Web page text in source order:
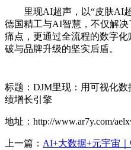
里现AI超声，以“皮肤AI
德国精工与AI智慧，不仅解
痛点，更通过全流程的数字
破与品牌升级的坚实后盾。
标题：DJM里现：用可视化
绩增长引擎
地址：http://www.ar7y.com/
上一篇： AI+大数据+元宇宙